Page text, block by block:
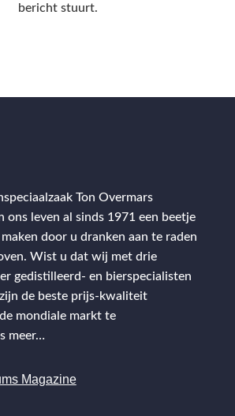
bericht stuurt.
Ton Overmars
ons leven al sinds 1971 een beetje
door u dranken aan te raden
Wist u dat wij met drie
gedistilleerd- en bierspecialisten
de beste prijs-kwaliteit
mondiale markt te
meer…
Magazine